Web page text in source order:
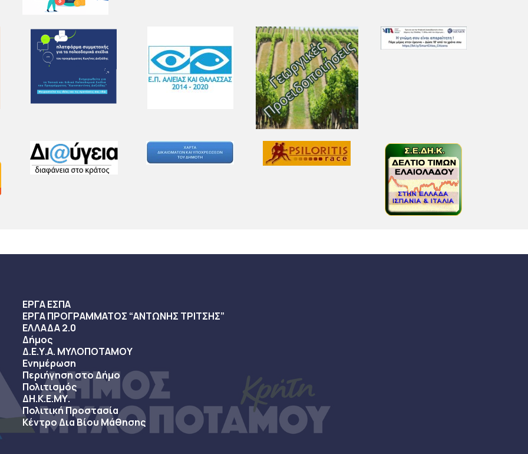
ΕΡΓΑ ΕΣΠΑ
ΕΡΓΑ ΠΡΟΓΡΑΜΜΑΤΟΣ “ΑΝΤΩΝΗΣ ΤΡΙΤΣΗΣ”
ΕΛΛΑΔΑ 2.0
Δήμος
Δ.Ε.Υ.Α. ΜΥΛΟΠΟΤΑΜΟΥ
Ενημέρωση
Περιήγηση στο Δήμο
Πολιτισμός
ΔΗ.Κ.Ε.ΜΥ.
Πολιτική Προστασία
Κέντρο Δια Βίου Μάθησης